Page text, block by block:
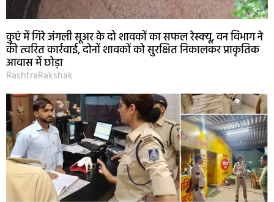
कुएं में गिरे जंगली सूअर के दो शावकों का सफल रेस्क्यू, वन विभाग ने
की त्वरित कार्रवाई, दोनों शावकों को सुरक्षित निकालकर प्राकृतिक
आवास में छोड़ा
RashtraRakshak